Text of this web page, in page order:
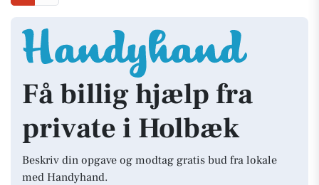
Få billig hjælp fra
private i Holbæk
Beskriv din opgave og modtag gratis bud fra lokale
med Handyhand.